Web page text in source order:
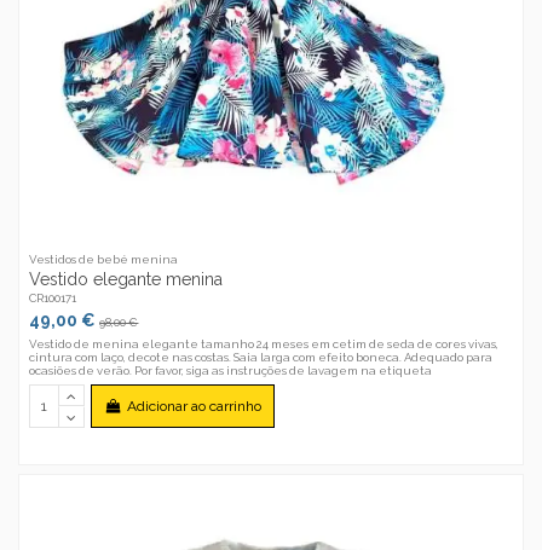
Vestidos de bebé menina
Vestido elegante menina
CR100171
49,00 €98,00 €
Vestido de menina elegante tamanho 24 meses em cetim de seda de cores vivas,
cintura com laço, decote nas costas. Saia larga com efeito boneca. Adequado para
ocasiões de verão. Por favor, siga as instruções de lavagem na etiqueta
Adicionar ao carrinho